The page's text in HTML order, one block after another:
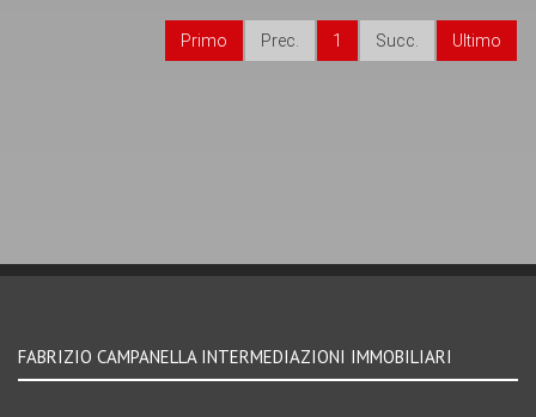
Primo Prec. 1 Succ. Ultimo
FABRIZIO CAMPANELLA INTERMEDIAZIONI IMMOBILIARI